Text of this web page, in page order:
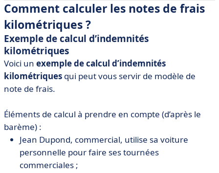
Comment calculer les notes de frais
kilométriques ?
Exemple de calcul d’indemnités
kilométriques
Voici un exemple de calcul d’indemnités
kilométriques qui peut vous servir de modèle de
note de frais.
Éléments de calcul à prendre en compte (d’après le
barème) :
Jean Dupond, commercial, utilise sa voiture
personnelle pour faire ses tournées
commerciales ;